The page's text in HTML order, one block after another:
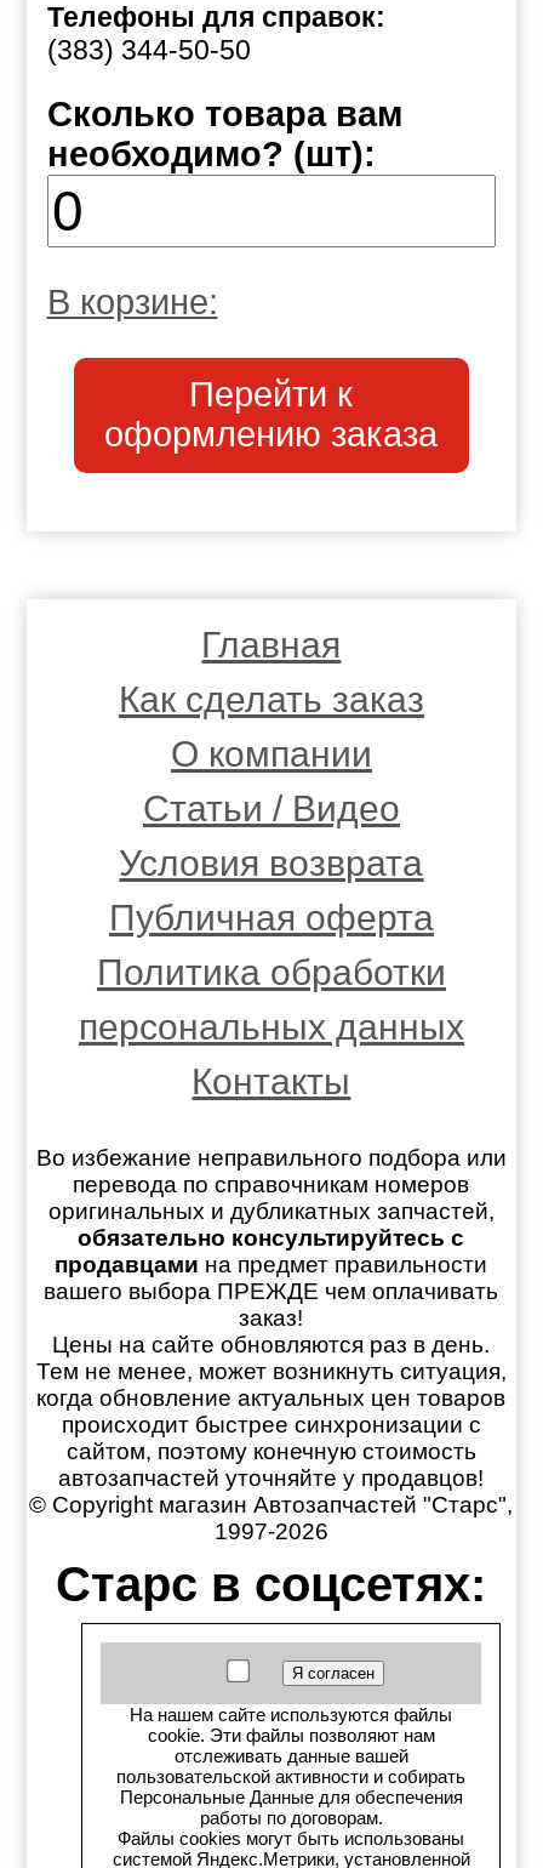
Телефоны для справок:
(383) 344-50-50
Сколько товара вам
необходимо? (шт):
В корзине:
Перейти к
оформлению заказа
Главная
Как сделать заказ
О компании
Статьи / Видео
Условия возврата
Публичная оферта
Политика обработки
персональных данных
Контакты
Во избежание неправильного подбора или
перевода по справочникам номеров
оригинальных и дубликатных запчастей,
обязательно консультируйтесь с
продавцами на предмет правильности
вашего выбора ПРЕЖДЕ чем оплачивать
заказ!
Цены на сайте обновляются раз в день.
Тем не менее, может возникнуть ситуация,
когда обновление актуальных цен товаров
происходит быстрее синхронизации с
сайтом, поэтому конечную стоимость
автозапчастей уточняйте у продавцов!
© Copyright магазин Автозапчастей "Старс",
1997-2026
Старс в соцсетях:
Старс вКонтакте
Старс в YouTube
Телеграм-канал
Старс на Drom.ru
Старс в auto.ru
На нашем сайте используются файлы
cookie. Эти файлы позволяют нам
отслеживать данные вашей
пользовательской активности и собирать
Персональные Данные для обеспечения
работы по договорам.
Файлы cookies могут быть использованы
системой Яндекс.Метрики, установленной